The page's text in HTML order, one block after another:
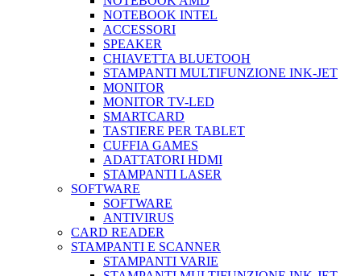
NOTEBOOK INTEL
ACCESSORI
SPEAKER
CHIAVETTA BLUETOOH
STAMPANTI MULTIFUNZIONE INK-JET
MONITOR
MONITOR TV-LED
SMARTCARD
TASTIERE PER TABLET
CUFFIA GAMES
ADATTATORI HDMI
STAMPANTI LASER
SOFTWARE
SOFTWARE
ANTIVIRUS
CARD READER
STAMPANTI E SCANNER
STAMPANTI VARIE